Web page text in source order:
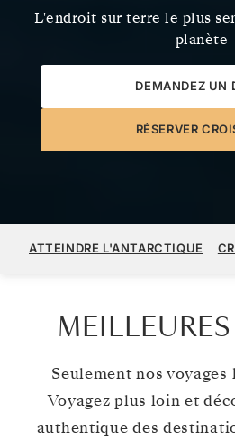
L'endroit sur terre le plus
planète
DEMANDEZ UN
RÉSERVER
ATTEINDRE L'ANTARCTIQUE
Seulement nos voyages
Voyagez plus loin et
authentique des